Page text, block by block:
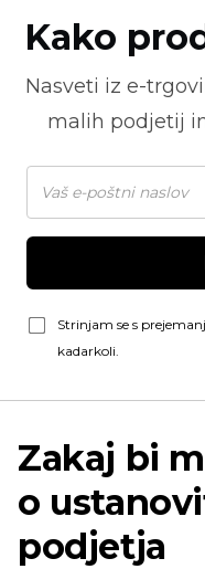
Kako
Nasveti iz e-
malih podjetij
Strinjam se s
kadarkoli.
Zakaj bi
o
podjetja